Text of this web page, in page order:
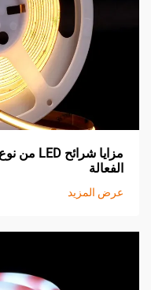
الفعالة
عرض المزيد